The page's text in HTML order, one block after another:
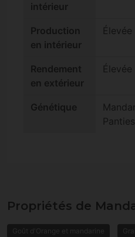
intérieur
Production
en intérieur
Rendement
en extérieur
Génétique
Panties
Propriétés de
Goût d'Orange et mandarine